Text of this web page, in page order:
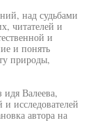
над судьбами
читателей и
и
и понять
природы,
Валеева,
исследователей
автора на